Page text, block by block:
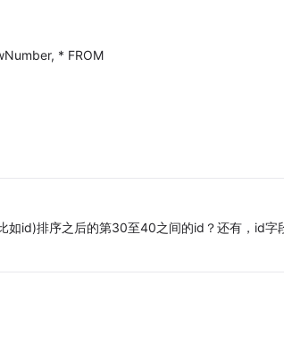
* FROM
如id)排序之后的第30至40之间的id？还有，id字